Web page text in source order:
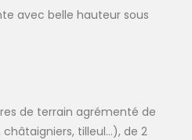
avec belle hauteur sous
de terrain agrémenté de
tilleul…), de 2